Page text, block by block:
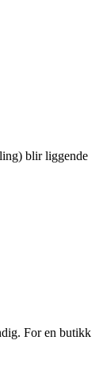
blir liggende
For en butikk